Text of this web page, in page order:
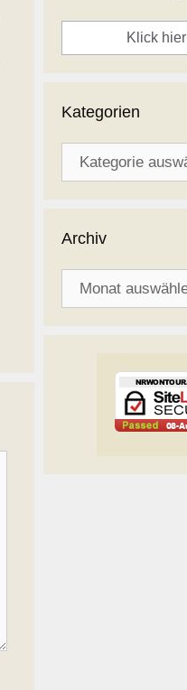
Klick hier
Kategorien
Archiv